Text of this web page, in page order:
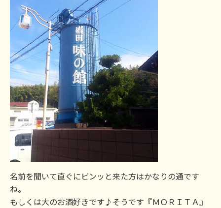
名前を聞いて直ぐにピンッと来た方はかなりの通です
ね。
もしくは大のお酒好きです♪そうです『ＭＯＲＩＴＡ』